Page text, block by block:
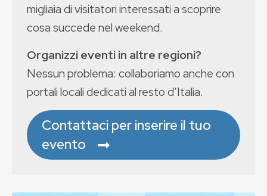
migliaia di visitatori interessati a scoprire
cosa succede nel weekend.
Organizzi eventi in altre regioni?
Nessun problema: collaboriamo anche con
portali locali dedicati al resto d’Italia.
Contattaci per inserire il tuo
evento